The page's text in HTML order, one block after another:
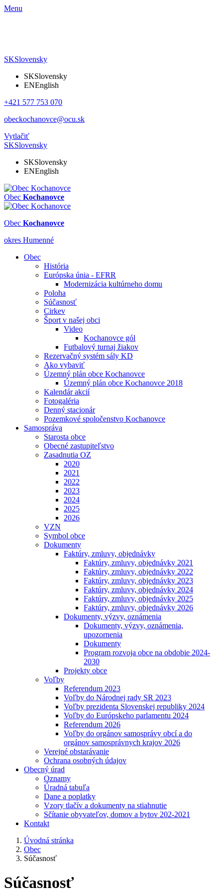
Menu
SKSlovensky
SKSlovensky
ENEnglish
+421 577 753 070
obeckochanovce@ocu.sk
Vytlačiť
SKSlovensky
SKSlovensky
ENEnglish
Obec Kochanovce
Obec Kochanovce
okres Humenné
Obec
História
Európska únia - EFRR
Modernizácia kultúrneho domu
Poloha
Súčasnosť
Cirkev
Šport v našej obci
Video
Kochanovce gól
Futbalový turnaj žiakov
Rezervačný systém sály KD
Ako vybaviť
Územný plán obce Kochanovce
Územný plán obce Kochanovce 2018
Kalendár akcií
Fotogaléria
Denný stacionár
Pozemkové spoločenstvo Kochanovce
Samospráva
Starosta obce
Obecné zastupiteľstvo
Zasadnutia OZ
2020
2021
2022
2023
2024
2025
2026
VZN
Symbol obce
Dokumenty
Faktúry, zmluvy, objednávky
Faktúry, zmluvy, objednávky 2021
Faktúry, zmluvy, objednávky 2022
Faktúry, zmluvy, objednávky 2023
Faktúry, zmluvy, objednávky 2024
Faktúry, zmluvy, objednávky 2025
Faktúry, zmluvy, objednávky 2026
Dokumenty, výzvy, oznámenia
Dokumenty, výzvy, oznámenia,
upozornenia
Dokumenty
Program rozvoja obce na obdobie 2024-
2030
Projekty obce
Voľby
Referendum 2023
Voľby do Národnej rady SR 2023
Voľby prezidenta Slovenskej republiky 2024
Voľby do Európskeho parlamentu 2024
Referendum 2026
Voľby do orgánov samosprávy obcí a do
orgánov samosprávnych krajov 2026
Verejné obstarávanie
Ochrana osobných údajov
Obecný úrad
Oznamy
Úradná tabuľa
Dane a poplatky
Vzory tlačív a dokumenty na stiahnutie
Sčítanie obyvateľov, domov a bytov 202-2021
Kontakt
Úvodná stránka
Obec
Súčasnosť
Súčasnosť